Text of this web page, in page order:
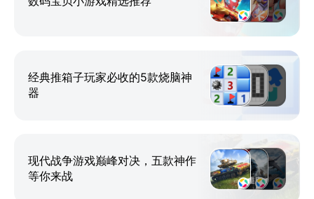
经典推箱子玩家必收的5款烧脑神
器
现代战争游戏巅峰对决，五款神作
等你来战